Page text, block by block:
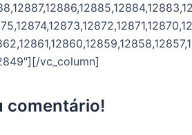
vc_column]
comentário!